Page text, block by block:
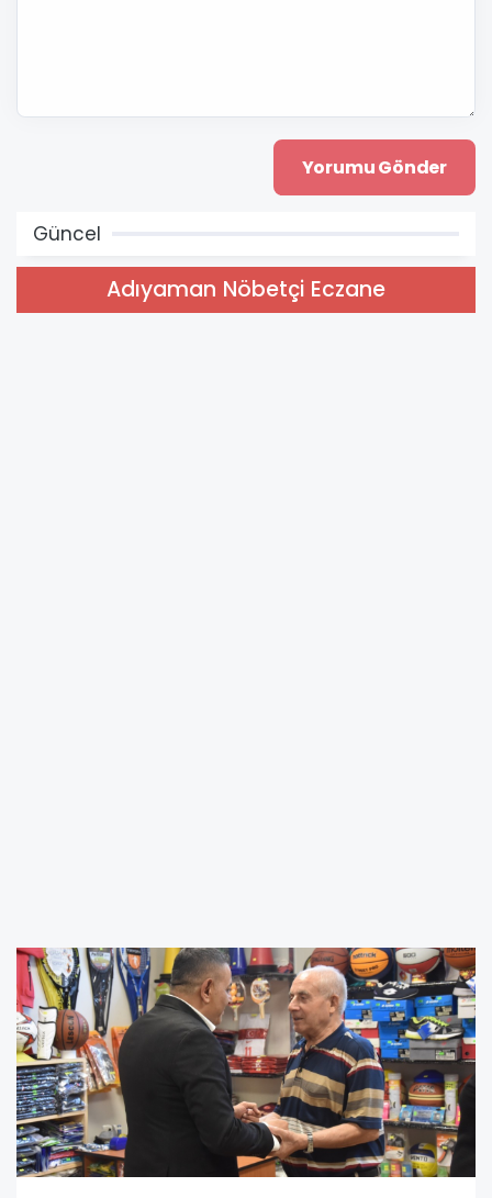
Güncel
Adıyaman Nöbetçi Eczane